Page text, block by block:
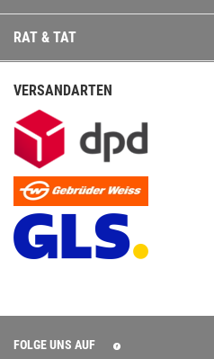
RAT & TAT
VERSANDARTEN
FOLGE UNS AUF